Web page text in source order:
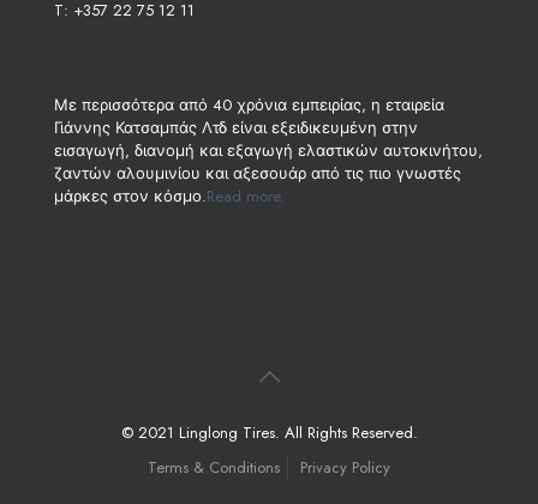
T: +357 22 75 12 11
Με περισσότερα από 40 χρόνια εμπειρίας, η εταιρεία
Γιάννης Κατσαμπάς Λτδ είναι εξειδικευμένη στην
εισαγωγή, διανομή και εξαγωγή ελαστικών αυτοκινήτου,
ζαντών αλουμινίου και αξεσουάρ από τις πιο γνωστές
μάρκες στον κόσμο.Read more.
© 2021 Linglong Tires. All Rights Reserved.
Terms & Conditions
Privacy Policy